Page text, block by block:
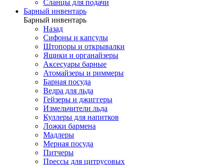
Сланцы для подачи
Барный инвентарь
Барный инвентарь
Назад
Сифоны и капсулы
Штопоры и открывалки
Ящики и органайзеры
Аксесуары барные
Атомайзеры и риммеры
Барная посуда
Ведра для льда
Гейзеры и джиггеры
Измельчители льда
Куллеры для напитков
Ложки бармена
Мадлеры
Мерная посуда
Питчеры
Прессы для цитрусовых